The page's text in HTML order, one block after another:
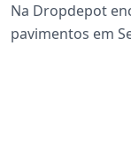
Na Dropdepot
pavimentos em
em segundos